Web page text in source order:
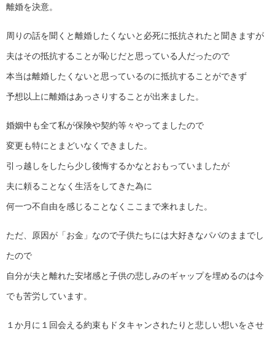
離婚を決意。
周りの話を聞くと離婚したくないと必死に抵抗されたと聞きますが
夫はその抵抗することが恥じだと思っている人だったので
本当は離婚したくないと思っているのに抵抗することができず
予想以上に離婚はあっさりすることが出来ました。
婚姻中も全て私が保険や契約等々やってましたので
変更も特にとまどいなくできました。
引っ越しをしたら少し後悔するかなとおもっていましたが
夫に頼ることなく生活をしてきた為に
何一つ不自由を感じることなくここまで来れました。
ただ、原因が「お金」なので子供たちには大好きなパパのままでし
たので
自分が夫と離れた安堵感と子供の悲しみのギャップを埋めるのは今
でも苦労しています。
１か月に１回会える約束もドタキャンされたりと悲しい想いをさせ